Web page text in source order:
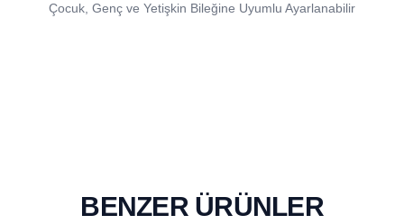
Çocuk, Genç ve Yetişkin Bileğine Uyumlu Ayarlanabilir
BENZER ÜRÜNLER